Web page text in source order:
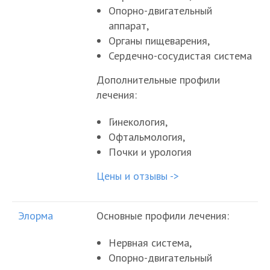
Опорно-двигательный
аппарат,
Органы пищеварения,
Сердечно-сосудистая система
Дополнительные профили
лечения:
Гинекология,
Офтальмология,
Почки и урология
Цены и отзывы ->
Элорма
Основные профили лечения:
Нервная система,
Опорно-двигательный